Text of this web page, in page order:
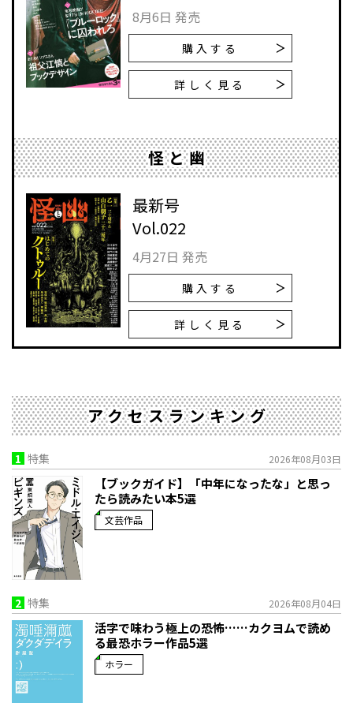
8月6日 発売
購入する
詳しく見る
怪と幽
最新号
Vol.022
4月27日 発売
購入する
詳しく見る
アクセスランキング
1 特集 2026年08月03日
【ブックガイド】「中年になったな」と思っ
たら読みたい本5選
文芸作品
2 特集 2026年08月04日
活字で味わう極上の恐怖……カクヨムで読め
る最恐ホラー作品5選
ホラー